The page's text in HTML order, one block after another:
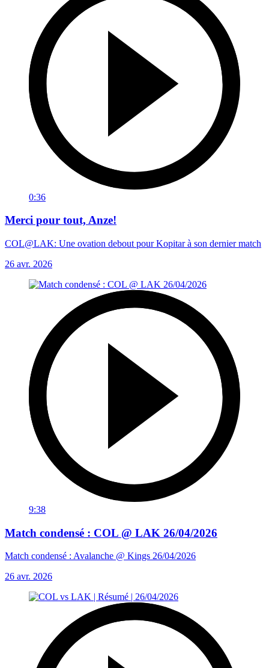
0:36
Merci pour tout, Anze!
COL@LAK: Une ovation debout pour Kopitar à son dernier match
26 avr. 2026
9:38
Match condensé : COL @ LAK 26/04/2026
Match condensé : Avalanche @ Kings 26/04/2026
26 avr. 2026